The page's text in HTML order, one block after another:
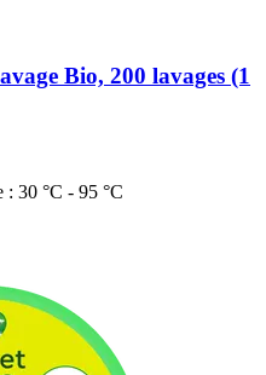
Bio, 200 lavages (1
: 30 °C - 95 °C